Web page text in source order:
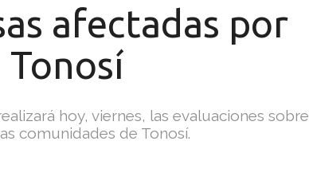
afectadas por
hoy, viernes, las evaluaciones sobre
comunidades de Tonosí.